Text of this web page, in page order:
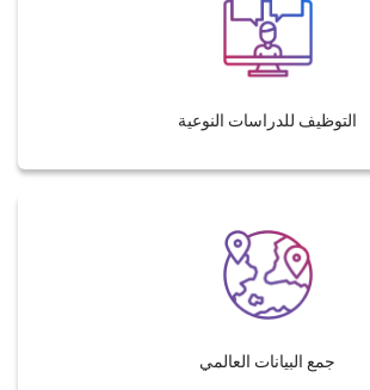
التوظيف للدراسات النوعية
جمع البيانات العالمي